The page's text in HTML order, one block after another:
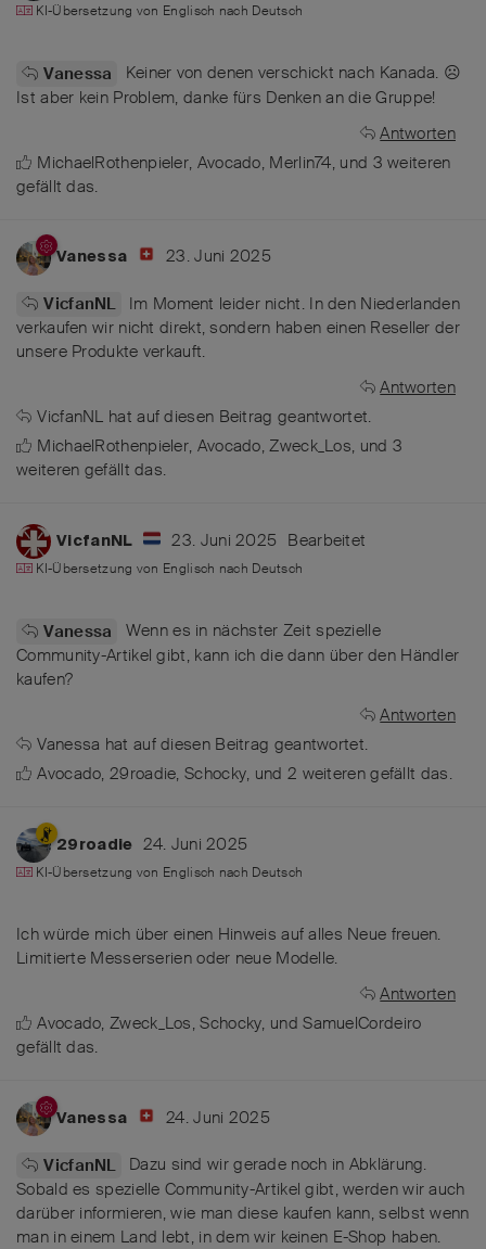
KI-Übersetzung von Englisch nach Deutsch
Vanessa
Keiner von denen verschickt nach Kanada. ☹️
Ist aber kein Problem, danke fürs Denken an die Gruppe!
Antworten
MichaelRothenpieler, Avocado, Merlin74, und 3 weiteren
gefällt das.
Vanessa 23. Juni 2025
VicfanNL
Im Moment leider nicht. In den Niederlanden
verkaufen wir nicht direkt, sondern haben einen Reseller der
unsere Produkte verkauft.
Antworten
VicfanNL hat auf diesen Beitrag geantwortet.
MichaelRothenpieler, Avocado,Zweck_Los, und 3
weiteren gefällt das.
VicfanNL 23. Juni 2025 Bearbeitet
KI-Übersetzung von Englisch nach Deutsch
Vanessa
Wenn es in nächster Zeit spezielle
Community-Artikel gibt, kann ich die dann über den Händler
kaufen?
Antworten
Vanessa hat auf diesen Beitrag geantwortet.
Avocado,29roadie,Schocky, und 2 weiterengefällt das.
29roadie 24. Juni 2025
KI-Übersetzung von Englisch nach Deutsch
Ich würde mich über einen Hinweis auf alles Neue freuen.
Limitierte Messerserien oder neue Modelle.
Antworten
Avocado,Zweck_Los,Schocky, undSamuelCordeiro
gefällt das.
Vanessa 24. Juni 2025
VicfanNL
Dazu sind wir gerade noch in Abklärung.
Sobald es spezielle Community-Artikel gibt, werden wir auch
darüber informieren, wie man diese kaufen kann, selbst wenn
man in einem Land lebt, in dem wir keinen E-Shop haben.